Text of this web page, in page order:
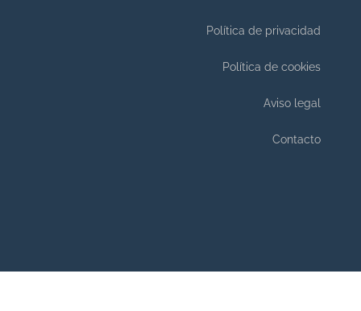
Política de privacidad
Política de cookies
Aviso legal
Contacto